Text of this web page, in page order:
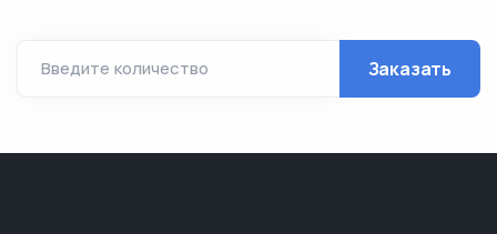
Введите количество Заказать